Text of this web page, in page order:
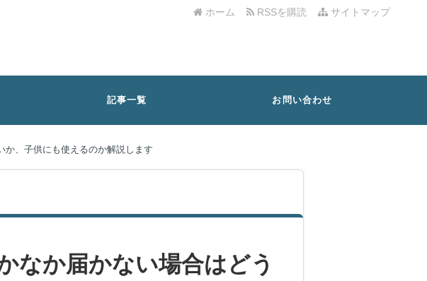
サイトマップ
RSSを購読
ホーム
記事一覧 お問い合わせ
、子供にも使えるのか解説します
なか届かない場合はどう